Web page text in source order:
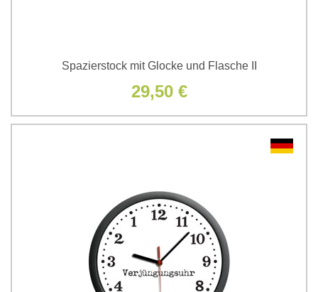
Spazierstock mit Glocke und Flasche II
29,50 €